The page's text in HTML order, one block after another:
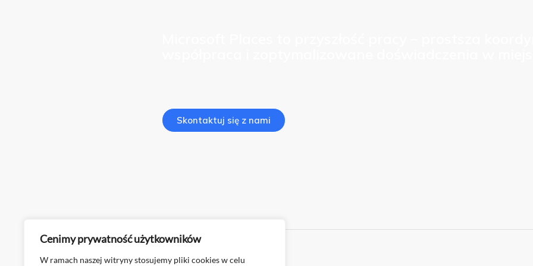
Cenimy prywatność użytkowników
W ramach naszej witryny stosujemy pliki cookies w celu
Skontaktuj się z nami
←Poprzedni Wpis